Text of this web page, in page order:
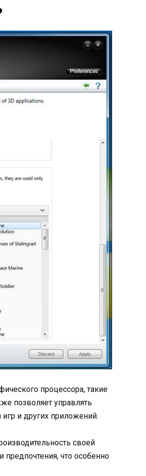
процессора, такие
позволяет управлять
и других приложений.
своей
что особенно